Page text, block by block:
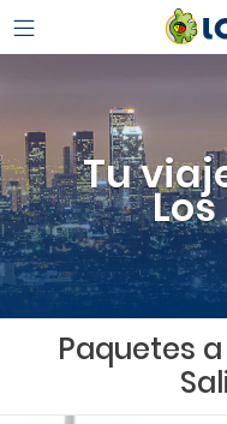
Tu
Paquetes